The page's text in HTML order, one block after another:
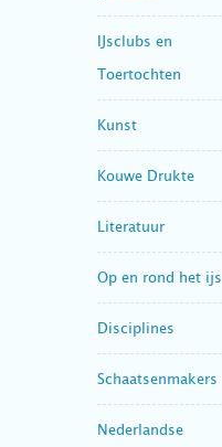
IJsclubs en
Toertochten
Kunst
Kouwe Drukte
Literatuur
Op en rond het ijs
Disciplines
Schaatsenmakers
Nederlandse